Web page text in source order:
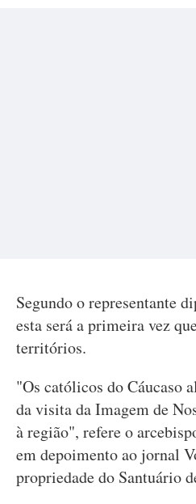
Segundo o representante
esta será a primeira vez
territórios.
"Os católicos do Cáucaso
da visita da Imagem de
à região", refere o
em depoimento ao jornal
propriedade do Santuário